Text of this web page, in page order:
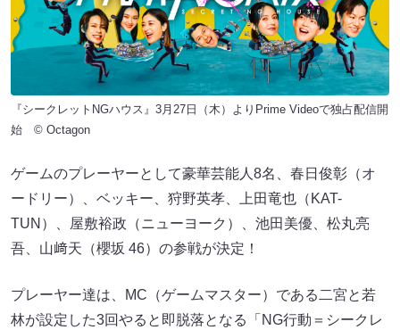
『シークレットNGハウス』3月27日（木）よりPrime Videoで独占配信開
始 © Octagon
ゲームのプレーヤーとして豪華芸能人8名、春日俊彰（オ
ードリー）、ベッキー、狩野英孝、上田竜也（KAT-
TUN）、屋敷裕政（ニューヨーク）、池田美優、松丸亮
吾、山﨑天（櫻坂 46）の参戦が決定！
プレーヤー達は、MC（ゲームマスター）である二宮と若
林が設定した3回やると即脱落となる「NG行動＝シークレ